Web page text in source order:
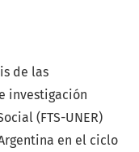
de las
investigación
(FTS-UNER)
en el ciclo